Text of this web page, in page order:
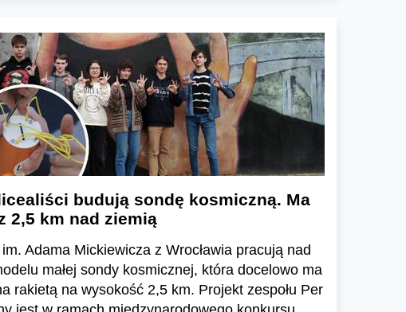
budują sondę kosmiczną. Ma
2,5 km nad ziemią
Adama Mickiewicza z Wrocławia pracują nad
małej sondy kosmicznej, która docelowo ma
rakietą na wysokość 2,5 km. Projekt zespołu Per